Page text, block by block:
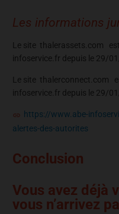
Les informations
Le site thalerassets.com
infoservice.fr depuis le 29/
Le site thalerconnect.com
infoservice.fr depuis le 29/
https://www.abe-
alertes-des-autorites
Conclusion
Vous avez déjà
vous n’arrivez